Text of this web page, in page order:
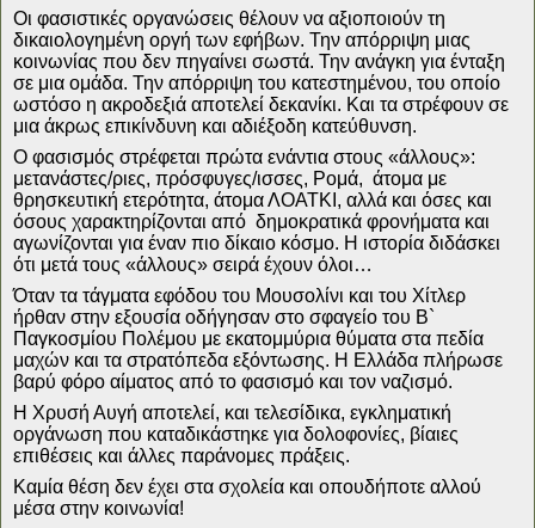
Οι φασιστικές οργανώσεις θέλουν να αξιοποιούν τη
δικαιολογημένη οργή των εφήβων. Την απόρριψη μιας
κοινωνίας που δεν πηγαίνει σωστά. Την ανάγκη για ένταξη
σε μια ομάδα. Την απόρριψη του κατεστημένου, του οποίο
ωστόσο η ακροδεξιά αποτελεί δεκανίκι. Και τα στρέφουν σε
μια άκρως επικίνδυνη και αδιέξοδη κατεύθυνση.
Ο φασισμός στρέφεται πρώτα ενάντια στους «άλλους»:
μετανάστες/ριες, πρόσφυγες/ισσες, Ρομά, άτομα με
θρησκευτική ετερότητα, άτομα ΛΟΑΤΚΙ, αλλά και όσες και
όσους χαρακτηρίζονται από δημοκρατικά φρονήματα και
αγωνίζονται για έναν πιο δίκαιο κόσμο. Η ιστορία διδάσκει
ότι μετά τους «άλλους» σειρά έχουν όλοι…
Όταν τα τάγματα εφόδου του Μουσολίνι και του Χίτλερ
ήρθαν στην εξουσία οδήγησαν στο σφαγείο του Β`
Παγκοσμίου Πολέμου με εκατομμύρια θύματα στα πεδία
μαχών και τα στρατόπεδα εξόντωσης. Η Ελλάδα πλήρωσε
βαρύ φόρο αίματος από το φασισμό και τον ναζισμό.
Η Χρυσή Αυγή αποτελεί, και τελεσίδικα, εγκληματική
οργάνωση που καταδικάστηκε για δολοφονίες, βίαιες
επιθέσεις και άλλες παράνομες πράξεις.
Καμία θέση δεν έχει στα σχολεία και οπουδήποτε αλλού
μέσα στην κοινωνία!